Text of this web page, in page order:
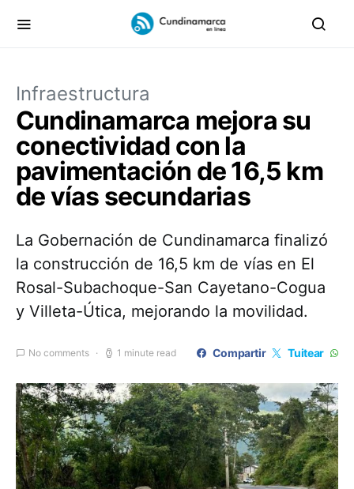
Infraestructura
Cundinamarca mejora su
conectividad con la
pavimentación de 16,5 km
de vías secundarias
La Gobernación de Cundinamarca finalizó
la construcción de 16,5 km de vías en El
Rosal-Subachoque-San Cayetano-Cogua
y Villeta-Útica, mejorando la movilidad.
No comments 1 minute read Compartir Tuitear